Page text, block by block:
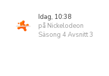
Idag, 10:38
på Nickelodeon
Säsong 4 Avsnitt 3